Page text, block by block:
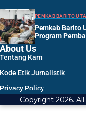
PEMKAB BARITO
Pemkab Barito
Program
About Us
Tentang Kami
Kode Etik Jurnalistik
Privacy Policy
Copyright 2026.